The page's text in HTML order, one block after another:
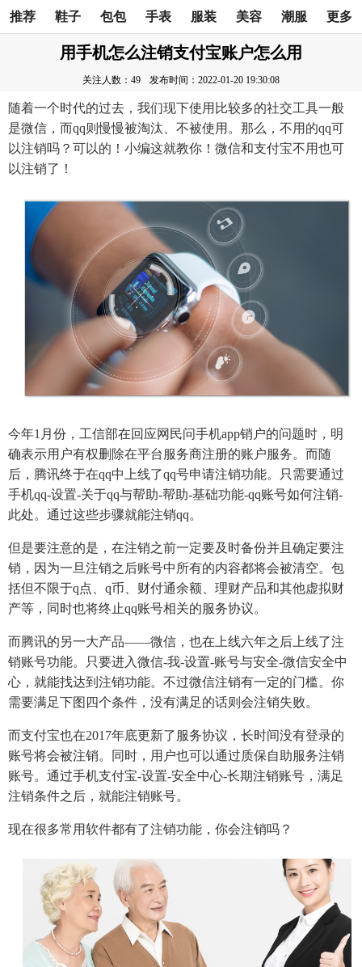
推荐 鞋子 包包 手表 服装 美容 潮服 更多
用手机怎么注销支付宝账户怎么用
关注人数：49 发布时间：2022-01-20 19:30:08
随着一个时代的过去，我们现下使用比较多的社交工具一般
是微信，而qq则慢慢被淘汰、不被使用。那么，不用的qq可
以注销吗？可以的！小编这就教你！微信和支付宝不用也可
以注销了！
今年1月份，工信部在回应网民问手机app销户的问题时，明
确表示用户有权删除在平台服务商注册的账户服务。而随
后，腾讯终于在qq中上线了qq号申请注销功能。只需要通过
手机qq-设置-关于qq与帮助-帮助-基础功能-qq账号如何注销-
此处。通过这些步骤就能注销qq。
但是要注意的是，在注销之前一定要及时备份并且确定要注
销，因为一旦注销之后账号中所有的内容都将会被清空。包
括但不限于q点、q币、财付通余额、理财产品和其他虚拟财
产等，同时也将终止qq账号相关的服务协议。
而腾讯的另一大产品——微信，也在上线六年之后上线了注
销账号功能。只要进入微信-我-设置-账号与安全-微信安全中
心，就能找达到注销功能。不过微信注销有一定的门槛。你
需要满足下图四个条件，没有满足的话则会注销失败。
而支付宝也在2017年底更新了服务协议，长时间没有登录的
账号将会被注销。同时，用户也可以通过质保自助服务注销
账号。通过手机支付宝-设置-安全中心-长期注销账号，满足
注销条件之后，就能注销账号。
现在很多常用软件都有了注销功能，你会注销吗？